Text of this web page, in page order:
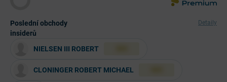
Poslední obchody
insiderů
Detaily
NIELSEN III ROBERT
CLONINGER ROBERT MICHAEL